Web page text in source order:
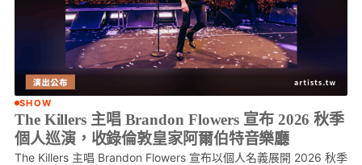
SHOW
The Killers 主唱 Brandon Flowers 宣布 2026 秋季
個人巡演，收錄倫敦皇家阿爾伯特音樂廳
The Killers 主唱 Brandon Flowers 宣布以個人名義展開 2026 秋季